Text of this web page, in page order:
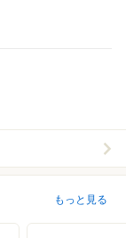
もっと見る